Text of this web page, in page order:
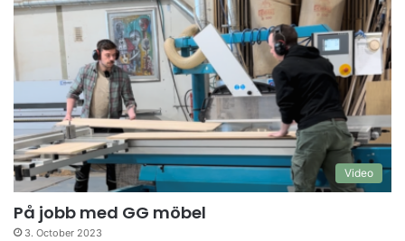
Video
På jobb med GG möbel
3. October 2023